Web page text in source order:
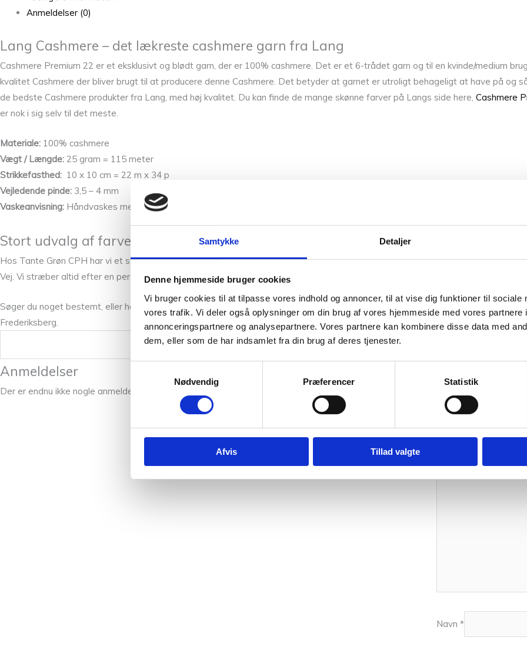
Samtykke Detaljer
Denne hjemmeside bruger cookies
Vi bruger cookies til at tilpasse vores indhold og annoncer, til at vise dig funktioner til sociale
vores trafik. Vi deler også oplysninger om din brug af vores hjemmeside med vores partnere
annonceringspartnere og analysepartnere. Vores partnere kan kombinere disse data med
dem, eller som de har indsamlet fra din brug af deres tjenester.
Nødvendig
Præferencer Statistik
Afvis Tillad valgte
Anmeldelser (0)
Lang Cashmere – det lækreste cashmere garn fra Lang
Cashmere Premium 22 er et eksklusivt og blødt garn, der er 100% cashmere. Det er et 6-trådet garn og til en kvinde/medium
kvalitet Cashmere der bliver brugt til at producere denne Cashmere. Det betyder at garnet er utroligt behageligt at have på og
de bedste Cashmere produkter fra Lang, med høj kvalitet. Du kan finde de mange skønne farver på Langs side here, Cashmere
er nok i sig selv til det meste.
Materiale: 100% cashmere
Vægt / Længde: 25 gram = 115 meter
Strikkefasthed: 10 x 10 cm = 22 m x 34 p
Vejledende pinde: 3,5 – 4 mm
Vaskeanvisning: Håndvaskes med uldvaskemiddel
Stort udvalg af farver hos Tante Grøn CPH
Hos Tante Grøn CPH har vi et stort udvalg af garner i mange skønne farver. Så hvis du vil have syn for sagen og mærke garnet
Vej. Vi stræber altid efter en personlig og nøje vejledning så du er på sikker vej med dine fremtidige strikkeeventyr.
Søger du noget bestemt, eller har du spørgsmål, er du mere end kontakte os. Du kan ringe til os på +45 31382404, skrive en
Frederiksberg.
Vægt
0,025 kg
Anmeldelser
Der er endnu ikke nogle anmeldelser.
Vær den
Navn *